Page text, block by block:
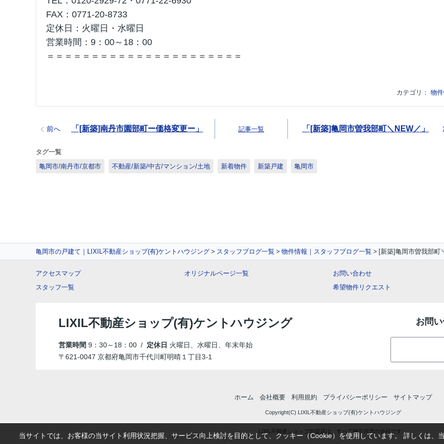
FAX：0771-20-8733
定休日：火曜日・水曜日
営業時間：9：00～18：00
＝＝＝＝＝＝＝＝＝＝＝＝＝＝＝＝＝＝＝＝＝＝
カテゴリ： 物
前へ 「[新築]南丹市園部町ー価格変更ー」 記事一覧 「[新築]亀岡市曽我部町＼NEW／」
タグ一覧
亀岡市/南丹市/京都市
不動産/新築/中古/マンション/土地 新着物件 新築戸建 亀岡市
亀岡市の戸建て｜LIXIL不動産ショップ(有)ケントハウジング スタッフブログ一覧 物件情報｜スタッフブログ一覧 [新築]亀岡市曽我部町
アクセスマップ
スタッフ一覧
オリジナルページ一覧
お問い合わせ
希望物件リクエスト
LIXIL不動産ショップ(有)ケントハウジング
営業時間 9：30～18：00 / 定休日 火曜日、水曜日、年末年始
〒621-0047 京都府亀岡市千代川町明晴１丁目3-1
お問
ホーム 会社概要 利用規約 プライバシーポリシー サイトマップ
Copyright(C) LIXIL不動産ショップ(有)ケントハウジング
LIXIL不動産ショップ加盟店は、すべて独立自営の会社です。
当サイトでは、お客様の当サイト利用状況把握、サービス向上検討を目的として、クッキー（Cookie）を使用しています。 詳しくは、